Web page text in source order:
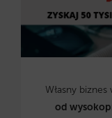
Własny
od